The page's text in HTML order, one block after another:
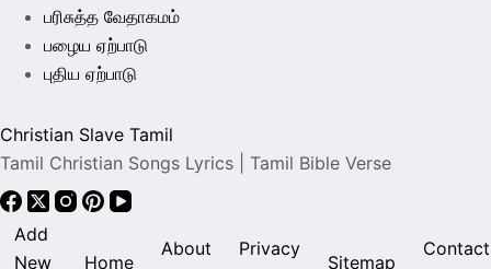
பரிசுத்த வேதாகமம்
பழைய ஏற்பாடு
புதிய ஏற்பாடு
Christian Slave Tamil
Tamil Christian Songs Lyrics | Tamil Bible Verse
Add
New
Home
About
Privacy
Sitemap
Contact